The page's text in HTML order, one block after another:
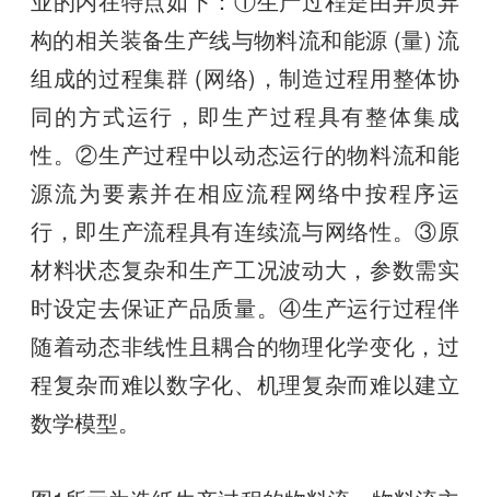
构的相关装备生产线与物料流和能源 (量) 流
组成的过程集群 (网络)，制造过程用整体协
同的方式运行，即生产过程具有整体集成
性。②生产过程中以动态运行的物料流和能
源流为要素并在相应流程网络中按程序运
行，即生产流程具有连续流与网络性。③原
材料状态复杂和生产工况波动大，参数需实
时设定去保证产品质量。④生产运行过程伴
随着动态非线性且耦合的物理化学变化，过
程复杂而难以数字化、机理复杂而难以建立
数学模型。